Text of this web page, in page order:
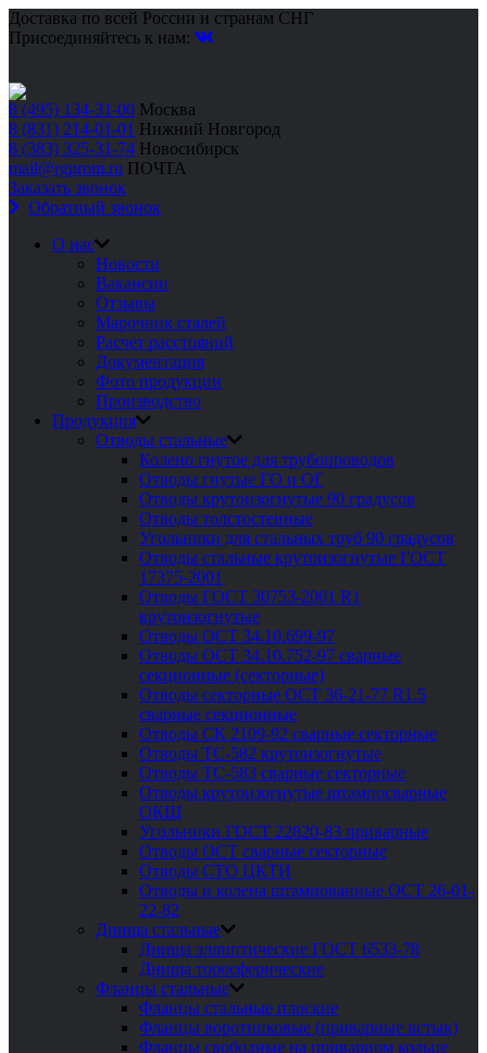
Доставка по всей России и странам СНГ
Присоединяйтесь к нам:
8 (495) 134-31-00 Москва
8 (831) 214-01-01 Нижний Новгород
8 (383) 325-31-74 Новосибирск
mail@rgprom.ru ПОЧТА
Заказать звонок
Обратный звонок
О нас
Новости
Вакансии
Отзывы
Марочник сталей
Расчет расстояний
Документация
Фото продукции
Производство
Продукция
Отводы стальные
Колено гнутое для трубопроводов
Отводы гнутые ГО и ОГ
Отводы крутоизогнутые 90 градусов
Отводы толстостенные
Угольники для стальных труб 90 градусов
Отводы стальные крутоизогнутые ГОСТ
17375-2001
Отводы ГОСТ 30753-2001 R1
крутоизогнутые
Отводы ОСТ 34.10.699-97
Отводы ОСТ 34.10.752-97 сварные
секционные (секторные)
Отводы секторные ОСТ 36-21-77 R1.5
сварные секционные
Отводы СК 2109-92 сварные секторные
Отводы ТС-582 крутоизогнутые
Отводы ТС-583 сварные секторные
Отводы крутоизогнутые штампосварные
ОКШ
Угольники ГОСТ 22820-83 приварные
Отводы ОСТ сварные секторные
Отводы СТО ЦКТИ
Отводы и колена штампованные ОСТ 26-01-
22-82
Днища стальные
Днища эллиптические ГОСТ 6533-78
Днища торосферические
Фланцы стальные
Фланцы стальные плоские
Фланцы воротниковые (приварные встык)
Фланцы свободные на приварном кольце